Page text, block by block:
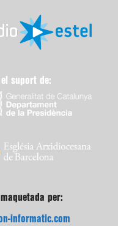
el suport de:
per:
informatic.com